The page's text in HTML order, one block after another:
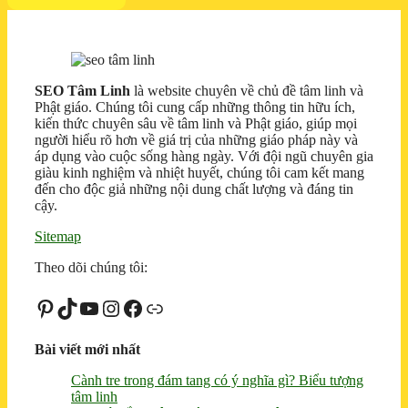
SEO Tâm Linh là website chuyên về chủ đề tâm linh và
Phật giáo. Chúng tôi cung cấp những thông tin hữu ích,
kiến thức chuyên sâu về tâm linh và Phật giáo, giúp mọi
người hiểu rõ hơn về giá trị của những giáo pháp này và
áp dụng vào cuộc sống hàng ngày. Với đội ngũ chuyên gia
giàu kinh nghiệm và nhiệt huyết, chúng tôi cam kết mang
đến cho độc giả những nội dung chất lượng và đáng tin
cậy.
Sitemap
Theo dõi chúng tôi:
Pinterest
TikTok
Youtube
Instagram
Facebook
Liên kết
Bài viết mới nhất
Cành tre trong đám tang có ý nghĩa gì? Biểu tượng
tâm linh